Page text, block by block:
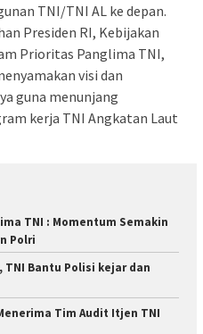
TNI/TNI AL ke depan.
Presiden RI, Kebijakan
Prioritas Panglima TNI,
visi dan
guna menunjang
kerja TNI Angkatan Laut
TNI : Momentum Semakin
Polri
Bantu Polisi kejar dan
Tim Audit Itjen TNI